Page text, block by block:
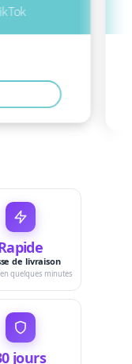
de livraison
quelques minutes
jours